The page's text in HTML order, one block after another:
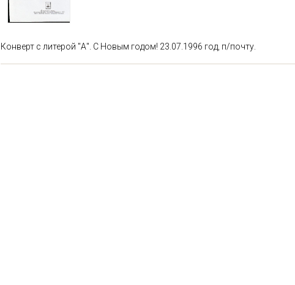
Конверт с литерой "А". С Новым годом! 23.07.1996 год, п/почту.